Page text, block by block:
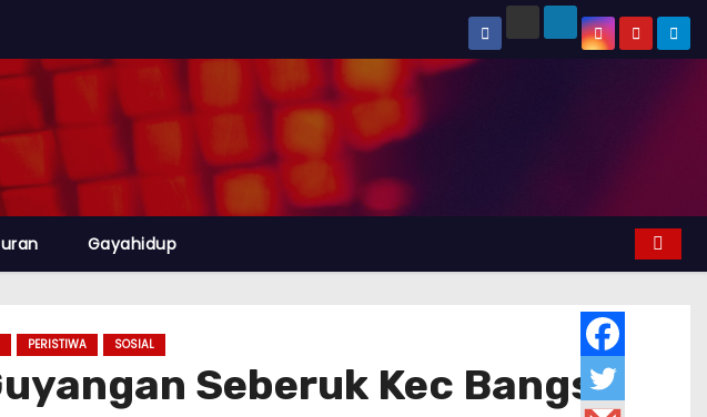
Gayahidup
PERISTIWA SOSIAL
Seberuk Kec Bangsri